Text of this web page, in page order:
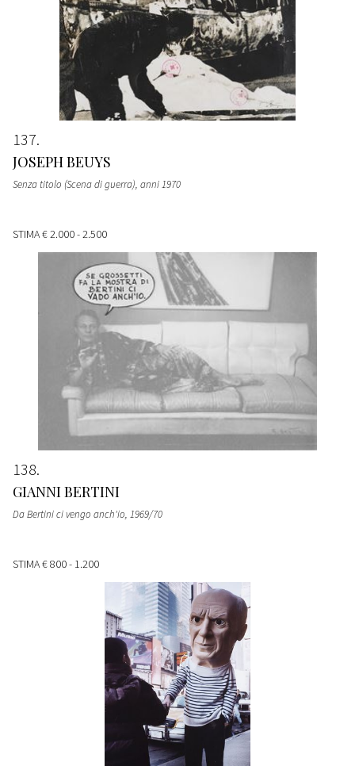
137
JOSEPH BEUYS
Senza titolo (Scena di guerra), anni 1970
STIMA€ 2.000 - 2.500
138
GIANNI BERTINI
Da Bertini ci vengo anch'io, 1969/70
STIMA€ 800 - 1.200